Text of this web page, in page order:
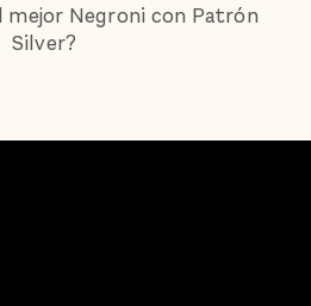
mejor Negroni con Patrón
Silver?